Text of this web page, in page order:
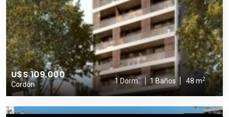
U$S 109.000
Cordón 1 Dorm. 1 Baños 48 m2